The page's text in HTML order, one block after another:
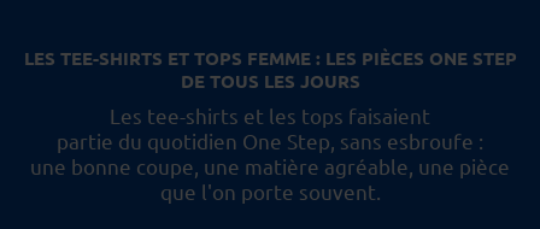
LES TEE-SHIRTS ET TOPS FEMME : LES PIÈCES ONE STEP
DE TOUS LES JOURS
Les tee-shirts et les tops faisaient
partie du quotidien One Step, sans esbroufe :
une bonne coupe, une matière agréable, une pièce
que l'on porte souvent.